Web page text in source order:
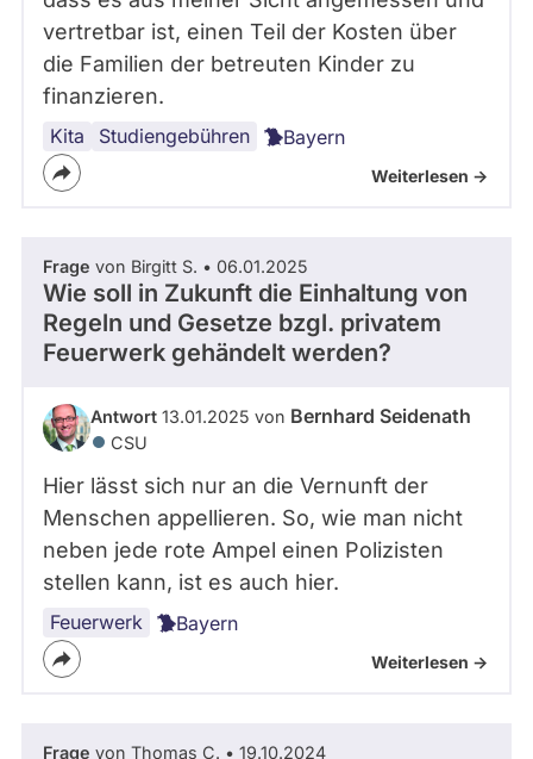
vertretbar ist, einen Teil der Kosten über
die Familien der betreuten Kinder zu
finanzieren.
Kita Studiengebühren Bayern
Weiterlesen ->
Frage von Birgitt S. • 06.01.2025
Wie soll in Zukunft die Einhaltung von
Regeln und Gesetze bzgl. privatem
Feuerwerk gehändelt werden?
Antwort 13.01.2025 von Bernhard Seidenath
CSU
Hier lässt sich nur an die Vernunft der
Menschen appellieren. So, wie man nicht
neben jede rote Ampel einen Polizisten
stellen kann, ist es auch hier.
Feuerwerk Bayern
Weiterlesen ->
Frage von Thomas C. • 19.10.2024